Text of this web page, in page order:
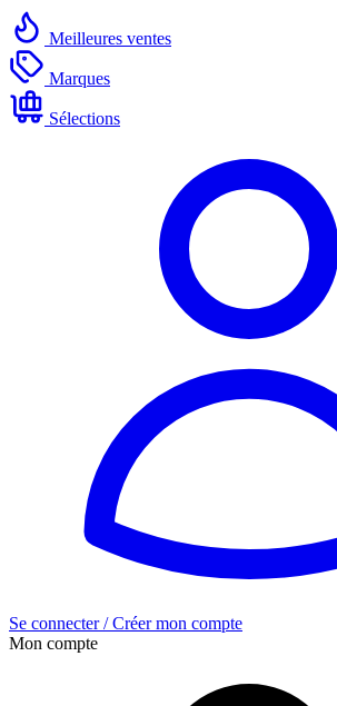
Meilleures ventes
Marques
Sélections
Se connecter / Créer mon compte
Mon compte